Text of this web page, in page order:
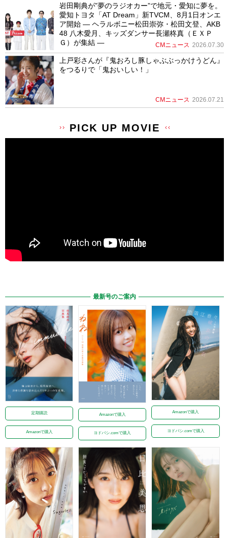
岩田剛典が”夢のラジオカー”で地元・愛知に夢を。
愛知トヨタ「AT Dream」新TVCM、8月1日オンエ
ア開始 ― ヘラルボニー松田崇弥・松田文登、AKB
48 八木愛月、キッズダンサー長瀬柊真（ＥＸＰ
Ｇ）が集結 ―
CMニュース 2026.07.30
上戸彩さんが『鬼おろし豚しゃぶぶっかけうどん』
をつるりで「鬼おいしい！」
CMニュース 2026.07.21
PICK UP MOVIE
最新号のご案内
定期購読
Amazonで購入
Amazonで購入
ヨドバシ.comで購入
Amazonで購入
ヨドバシ.comで購入